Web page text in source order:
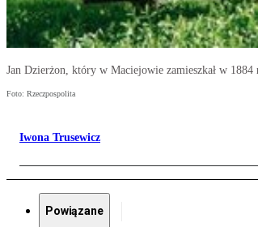
Jan Dzierżon, który w Maciejowie zamieszkał w 1884
Foto: Rzeczpospolita
Iwona Trusewicz
Powiązane